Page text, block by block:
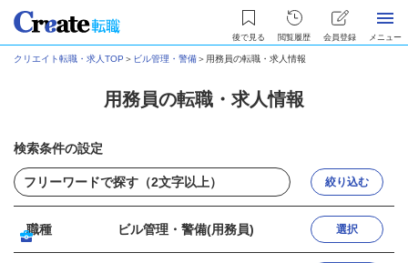
後で見る 閲覧履歴 会員登録 メニュー
クリエイト転職・求人TOP ＞ ビル管理・警備＞ 用務員の転職・求人情報
用務員の転職・求人情報
検索条件の設定
絞り込む
職種 ビル管理・警備(用務員) 選択